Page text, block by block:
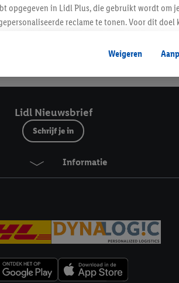
Lidl Nieuwsbrief
Lidl Nieuwsbrief
Schrijf je in
Informatie
opgegeven in Lidl Plus, die gebruikt wordt om
reclame te tonen. Voor dit doel
retargeting advertenties worden weergegeven
het product in een winkelmandje van een
eindapparaten en Lidl-diensten, met
met identifiers waarover Criteo S.A. beschikt,
er meer informatie vinden over de
dat er enkel technisch noodzakelijke
verwerkingen voor alle bovengenoemde
en je recht om jouw toestemming op elk
de impressum voor de Lidl website hier.Klik
Weigeren